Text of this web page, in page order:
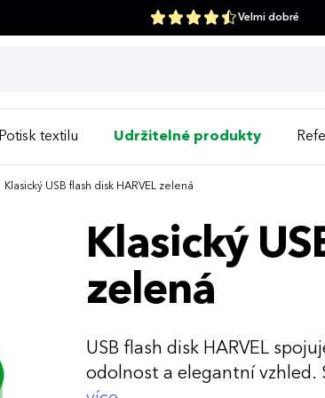
Velmi dobré
Potisk textilu Udržitelné produkty
Klasický USB flash disk HARVEL zelená
Klasický
zelená
USB flash disk HARVEL
odolnost a elegantní vzhled.